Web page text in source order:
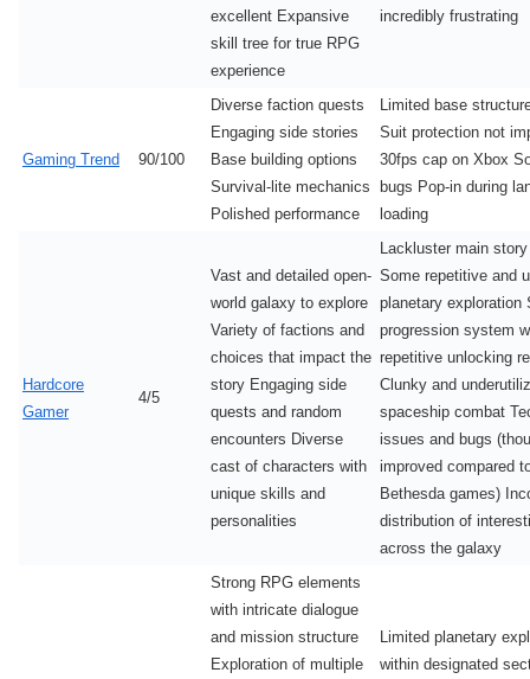
excellent Expansive
skill tree for true RPG
experience
incredibly frustrating
Gaming Trend 90/100
Diverse faction quests
Engaging side stories
Base building options
Survival-lite mechanics
Polished performance
Limited base
Suit protection not
30fps cap on Xbox
bugs Pop-in during
loading
Hardcore
Gamer
4/5
Vast and detailed open-
world galaxy to explore
Variety of factions and
choices that impact the
story Engaging side
quests and random
encounters Diverse
cast of characters with
unique skills and
personalities
Lackluster main
Some repetitive and
planetary exploration
progression system
repetitive unlocking
Clunky and
spaceship combat
issues and bugs
improved compared
Bethesda games)
distribution of
across the galaxy
Strong RPG elements
with intricate dialogue
and mission structure
Exploration of multiple
Limited planetary
within designated